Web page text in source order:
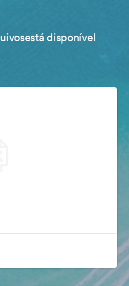
disponível